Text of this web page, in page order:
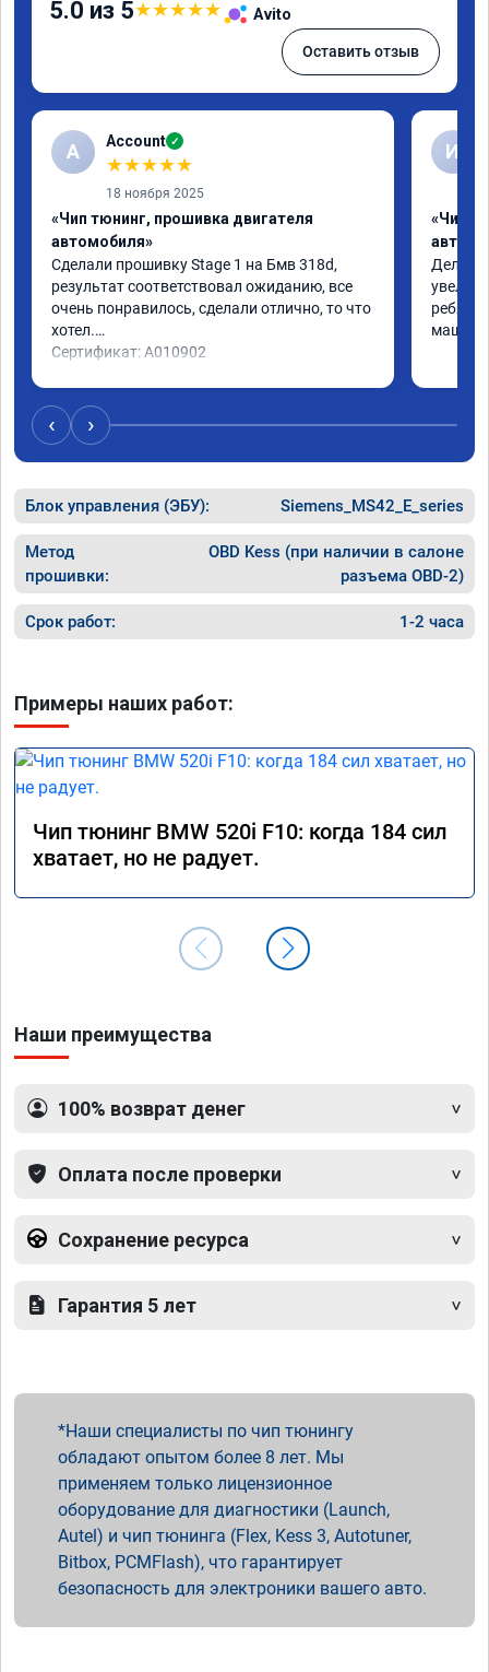
5.0 из 5★★★★★ Avito
Оставить отзыв
A Account ✓
★★★★★
18 ноября 2025
«Чип тюнинг, прошивка двигателя
автомобиля»
Сделали прошивку Stage 1 на Бмв 318d,
результат соответствовал ожиданию, все
очень понравилось, сделали отлично, то что
хотел.
Сертификат: A010902
И
«Чип
Делали
ребята
машина
‹ ›
Блок управления (ЭБУ): Siemens_MS42_E_series
Метод
прошивки:
OBD Kess (при наличии в салоне
разъема OBD-2)
Срок работ: 1-2 часа
Примеры наших работ:
Чип тюнинг BMW 520i F10: когда 184 сил
хватает, но не радует.
Наши преимущества
100% возврат денег
Оплата после проверки
Сохранение ресурса
Гарантия 5 лет
Наши специалисты по чип тюнингу
обладают опытом более 8 лет. Мы
применяем только лицензионное
оборудование для диагностики (Launch,
Autel) и чип тюнинга (Flex, Kess 3, Autotuner,
Bitbox, PCMFlash), что гарантирует
безопасность для электроники вашего авто.